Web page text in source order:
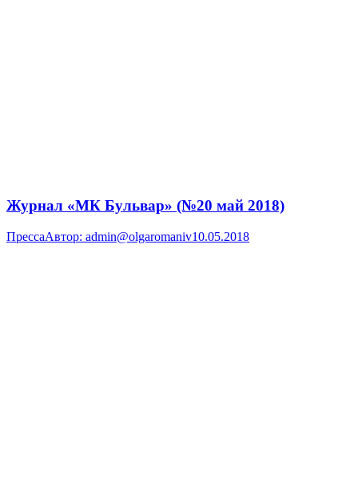
Журнал «МК Бульвар» (№20 май 2018)
ПрессаАвтор: admin@olgaromaniv10.05.2018